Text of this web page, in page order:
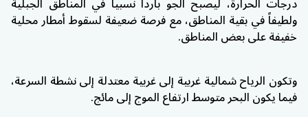
ولطيفاً في بقية المناطق، مع فرصة ضعيفة لسقوط أمطار محلية
خفيفة على بعض المناطق.
وتكون الرياح شمالية غربية إلى غربية معتدلة إلى نشطة السرعة،
فيما يكون البحر متوسط ارتفاع الموج إلى مائج.